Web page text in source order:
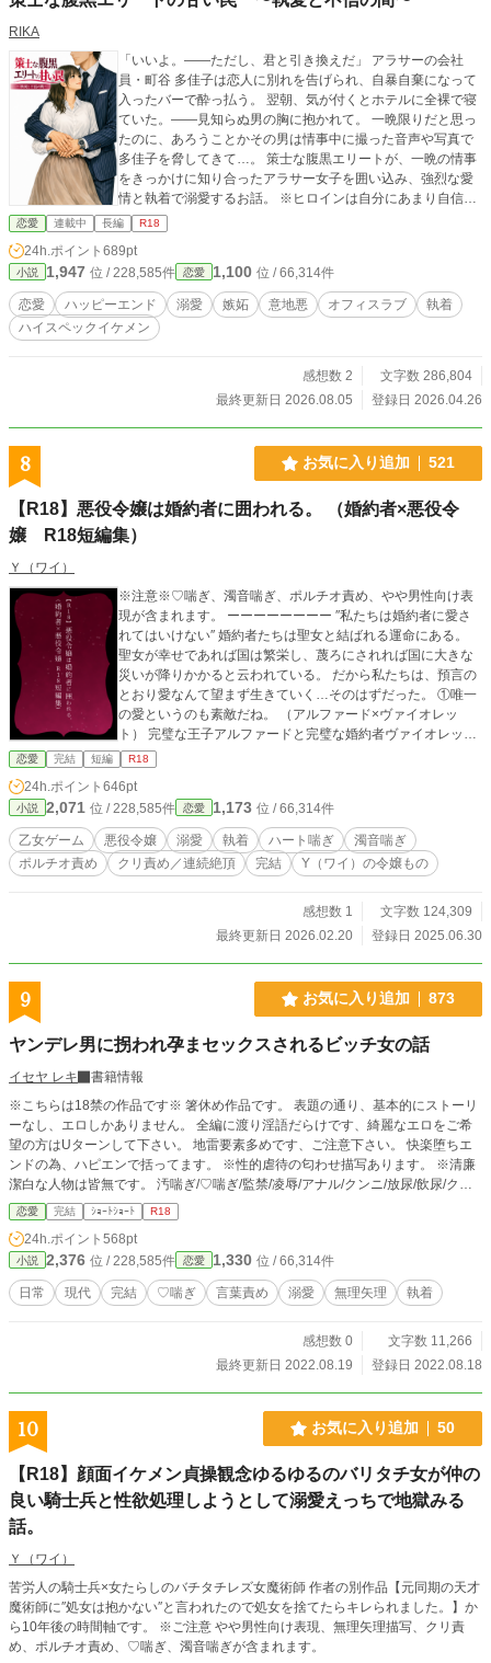
RIKA
「いいよ。――ただし、君と引き換えだ」 アラサーの会社
員・町谷 多佳子は恋人に別れを告げられ、自暴自棄になって
入ったバーで酔っ払う。 翌朝、気が付くとホテルに全裸で寝
ていた。――見知らぬ男の胸に抱かれて。 一晩限りだと思っ
たのに、あろうことかその男は情事中に撮った音声や写真で
多佳子を脅してきて…。 策士な腹黒エリートが、一晩の情事
をきっかけに知り合ったアラサー女子を囲い込み、強烈な愛
情と執着で溺愛するお話。 ※ヒロインは自分にあまり自信が
ないので、ヒーローに執着＆溺愛されていることに気付いて
ません。 ※一部嫉妬による暴力行為（未遂）が含まれます
（※マーク）のでご注意ください 「君は俺のものだ。他の男
を見ることは許さない。それだけは、絶対に譲らない」 「試
すような真似しても無駄だって――なんで解らないのかな」
恋愛 連載中 長編 R18
24h.ポイント 689pt
小説 1,947 位 / 228,585件 恋愛 1,100 位 / 66,314件
恋愛 ハッピーエンド 溺愛 嫉妬 意地悪 オフィスラブ
執着
ハイスペックイケメン
感想数 2
文字数 286,804
最終更新日 2026.08.05
登録日 2026.04.26
8 お気に入り追加 521
【R18】悪役令嬢は婚約者に囲われる。 （婚約者×悪役令
嬢 R18短編集）
Ｙ（ワイ）
※注意※♡喘ぎ、濁音喘ぎ、ポルチオ責め、やや男性向け表
現が含まれます。 ーーーーーーーー ″私たちは婚約者に愛さ
れてはいけない″ 婚約者たちは聖女と結ばれる運命にある。
聖女が幸せであれば国は繁栄し、蔑ろにされれば国に大きな
災いが降りかかると云われている。 だから私たちは、預言の
とおり愛なんて望まず生きていく…そのはずだった。 ①唯一
の愛というのも素敵だね。 （アルファード×ヴァイオレッ
ト） 完璧な王子アルファードと完璧な婚約者ヴァイオレット
は時期王と王妃として幼い時から羨望の眼差しで見られてき
た。 しかし完璧令嬢と慕われる一方で陰で婚約者を裏切って
百合ハーレムを築いていたヴァイオレット、それを知った王
子に躾けＨされるはなしです。 ②悪役令嬢スカーレットはも
う逃してもらえない。 （クリス×スカーレット） 婚約者を縛
り付けていた嫉妬狂いで癇癪持ちの悪女スカーレットに良心
が芽生え婚約者から離れようとした結果、スカーレットが原
を告げる。 （アラン×ブランシュ） 美しい婚約者アランの婚
ランに別れを告げたら婚約者の檄重執着でわからせＨされる
ェードと仲が良かった。しかし勅命婚約をきっかけにノワー
ルはジェードを避けて陰でヴァイオレットと浮気をして寂し
さを埋めていた。裏切りを知った婚約者に執着Ｈされるはな
しです。 ⑤治安の悪い婚約者に捕まったら。 （ヴァン×ルー
シィ） 浮気性の婚約者をもつ地味な令嬢ルーシィ。彼女は″研
究″さえできれば他の何にも興味がない変わった令嬢だった。
痩せぎすの体に古いドレス、化粧気もない″変人令嬢″。しかし
ヴァンが浮気性だったのは実は理由があって……。婚約者の
好意を無視し続けた令嬢が幸せな地獄に叩き落とされるはな
恋愛 完結 短編 R18
24h.ポイント 646pt
小説 2,071 位 / 228,585件 恋愛 1,173 位 / 66,314件
乙女ゲーム 悪役令嬢 溺愛 執着 ハート喘ぎ
濁音喘ぎ
ポルチオ責め
クリ責め／連続絶頂 完結 Y（ワイ）の令嬢もの
感想数 1
文字数 124,309
最終更新日 2026.02.20
登録日 2025.06.30
9 お気に入り追加 873
ヤンデレ男に拐われ孕まセックスされるビッチ女の話
イセヤ レキ
書籍情報
※こちらは18禁の作品です※ 箸休め作品です。 表題の通り、基本的にストーリ
ーなし、エロしかありません。 全編に渡り淫語だらけです、綺麗なエロをご希
望の方はUターンして下さい。 地雷要素多めです、ご注意下さい。 快楽堕ちエ
ンドの為、ハピエンで括ってます。 ※性的虐待の匂わせ描写あります。 ※清廉
潔白な人物は皆無です。 汚喘ぎ/♡喘ぎ/監禁/凌辱/アナル/クンニ/放尿/飲尿/クリ
ピアス/ビッチ/ローター/緊縛/手錠/快楽堕ち
恋愛 完結 ｼｮｰﾄｼｮｰﾄ R18
24h.ポイント 568pt
小説 2,376 位 / 228,585件 恋愛 1,330 位 / 66,314件
日常 現代 完結 ♡喘ぎ 言葉責め 溺愛 無理矢理 執着
感想数 0
文字数 11,266
最終更新日 2022.08.19
登録日 2022.08.18
10 お気に入り追加 50
【R18】顔面イケメン貞操観念ゆるゆるのバリタチ女が仲の
良い騎士兵と性欲処理しようとして溺愛えっちで地獄みる
話。
Ｙ（ワイ）
苦労人の騎士兵×女たらしのバチタチレズ女魔術師 作者の別作品【元同期の天才
魔術師に″処女は抱かない″と言われたので処女を捨てたらキレられました。】か
ら10年後の時間軸です。 ※ご注意 やや男性向け表現、無理矢理描写、クリ責
め、ポルチオ責め、♡喘ぎ、濁音喘ぎが含まれます。